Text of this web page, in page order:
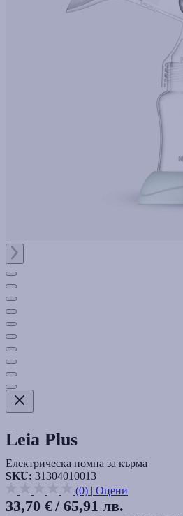
Leia Plus
Електрическа помпа за кърма
SKU: 31304010013
(0) | Оцени
33,70 €/ 65,91 лв.